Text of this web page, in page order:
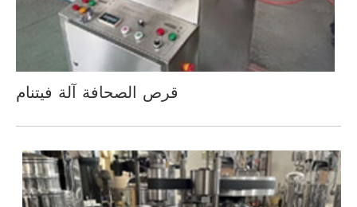
قرص الصحافة آلة فيتنام